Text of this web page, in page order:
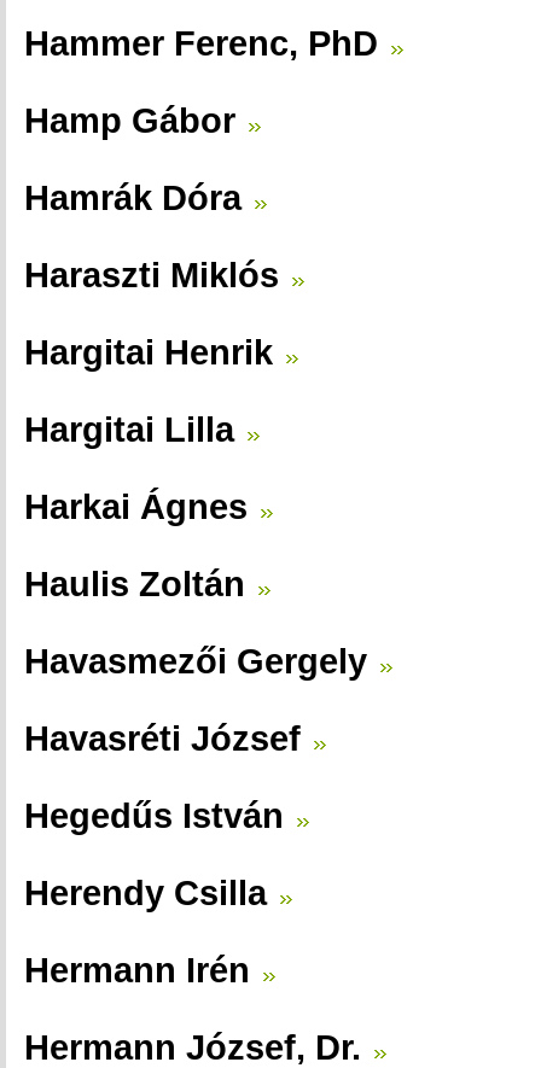
Hammer Ferenc, PhD
Hamp Gábor
Hamrák Dóra
Haraszti Miklós
Hargitai Henrik
Hargitai Lilla
Harkai Ágnes
Haulis Zoltán
Havasmezői Gergely
Havasréti József
Hegedűs István
Herendy Csilla
Hermann Irén
Hermann József, Dr.